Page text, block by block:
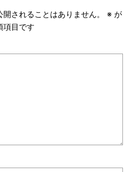
されることはありません。 ※が
項目です